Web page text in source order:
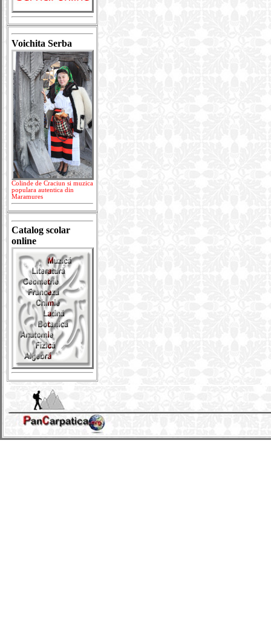
Voichita Serba
Colinde de Craciun si muzica
populara autentica din
Maramures
Catalog scolar
online